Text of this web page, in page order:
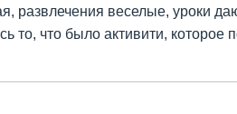
веселые, уроки
что было активити, которое